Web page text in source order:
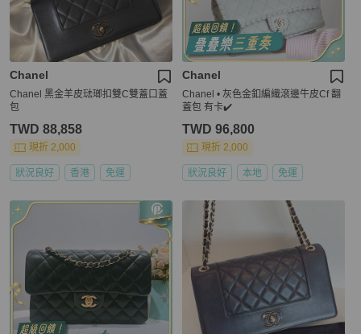
Chanel
Chanel 黑金羊皮琺瑯扣雙C雙蓋口蓋
包
TWD 88,858
現折 2,000
狀況良好 香港 免運
Chanel
Chanel • 灰色金釦編織滾邊牛皮Cf 翻
蓋包 有卡✔️
TWD 96,800
現折 2,000
狀況良好 本地 免運